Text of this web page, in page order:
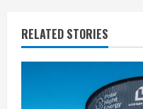
RELATED STORIES